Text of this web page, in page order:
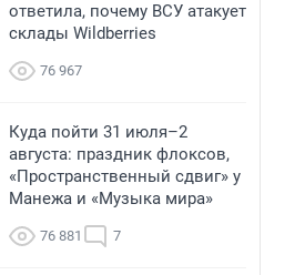
ответила, почему ВСУ атакует
склады Wildberries
76 967
Куда пойти 31 июля–2
августа: праздник флоксов,
«Пространственный сдвиг» у
Манежа и «Музыка мира»
76 881 7